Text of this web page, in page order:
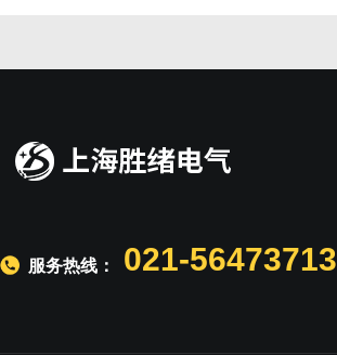
服务热线： 021-56473713